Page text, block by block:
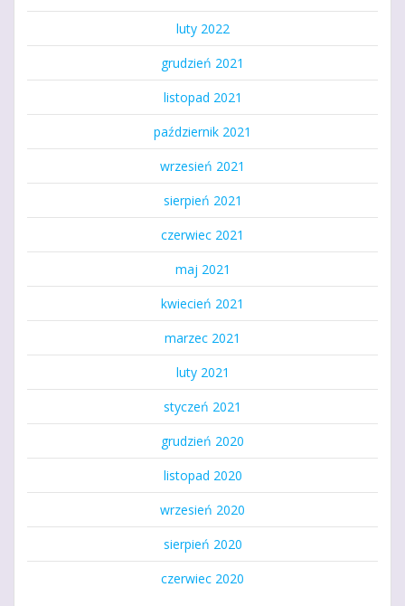
luty 2022
grudzień 2021
listopad 2021
październik 2021
wrzesień 2021
sierpień 2021
czerwiec 2021
maj 2021
kwiecień 2021
marzec 2021
luty 2021
styczeń 2021
grudzień 2020
listopad 2020
wrzesień 2020
sierpień 2020
czerwiec 2020